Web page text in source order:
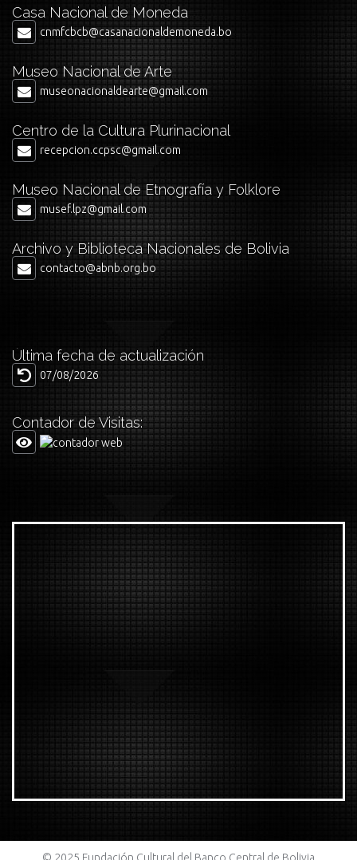
Casa Nacional de Moneda
cnmfcbcb@casanacionaldemoneda.bo
Museo Nacional de Arte
museonacionaldearte@gmail.com
Centro de la Cultura Plurinacional
recepcion.ccpsc@gmail.com
Museo Nacional de Etnografía y Folklore
musef.lpz@gmail.com
Archivo y Biblioteca Nacionales de Bolivia
contacto@abnb.org.bo
Última fecha de actualización
07/08/2026
Contador de Visitas:
© 2025 Fundación Cultural del Banco Central de Bolivia